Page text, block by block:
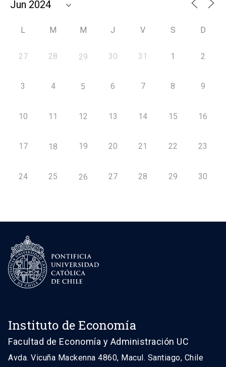
L M M J V S D
27 28 29 30 31 1 2
3 4 5 6 7 8 9
10 11 12 13 14 15 16
17 18 19 20 21 22 23
24 25 26 27 28 29 30
Instituto de Economía
Facultad de Economía y Administración UC
Avda. Vicuña Mackenna 4860, Macul. Santiago, Chile